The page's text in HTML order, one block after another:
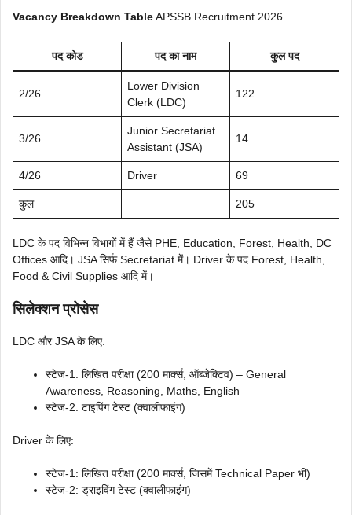
Vacancy Breakdown TableAPSSB Recruitment 2026
पद कोड पद का नाम कुल पद
2/26
Lower Division
Clerk (LDC)
122
3/26
Junior Secretariat
Assistant (JSA)
14
4/26 Driver 69
कुल 205
LDC के पद विभिन्न विभागों में हैं जैसे PHE, Education, Forest, Health, DC
Offices आदि। JSA सिर्फ Secretariat में। Driver के पद Forest, Health,
Food & Civil Supplies आदि में।
सिलेक्शन प्रोसेस
LDC और JSA के लिए:
स्टेज-1: लिखित परीक्षा (200 मार्क्स, ऑब्जेक्टिव) – General
Awareness, Reasoning, Maths, English
स्टेज-2: टाइपिंग टेस्ट (क्वालीफाइंग)
Driver के लिए:
स्टेज-1: लिखित परीक्षा (200 मार्क्स, जिसमें Technical Paper भी)
स्टेज-2: ड्राइविंग टेस्ट (क्वालीफाइंग)